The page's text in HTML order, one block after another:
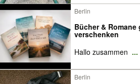
Berlin
Bücher & Romane
verschenken
Hallo zusammen ...
Berlin